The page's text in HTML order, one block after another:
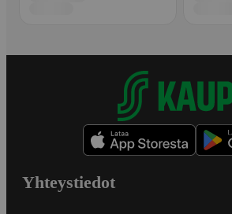
Yhteystiedot